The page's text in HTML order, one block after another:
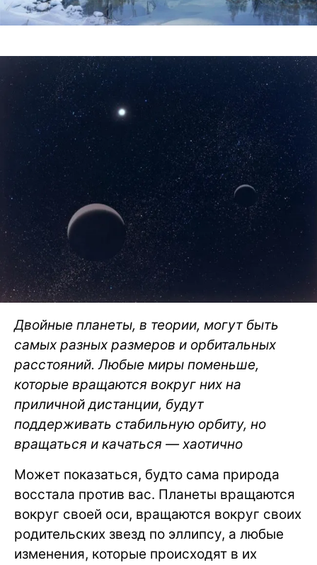
Двойные планеты, в теории, могут быть
самых разных размеров и орбитальных
расстояний. Любые миры поменьше,
которые вращаются вокруг них на
приличной дистанции, будут
поддерживать стабильную орбиту, но
вращаться и качаться — хаотично
Может показаться, будто сама природа
восстала против вас. Планеты вращаются
вокруг своей оси, вращаются вокруг своих
родительских звезд по эллипсу, а любые
изменения, которые происходят в их